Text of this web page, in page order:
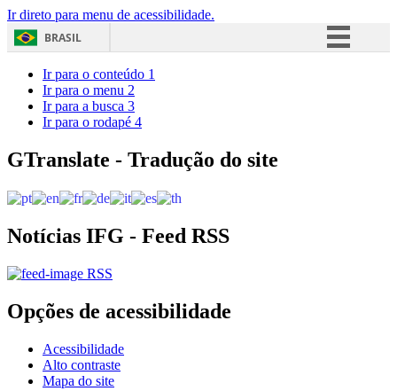
Ir direto para menu de acessibilidade.
BRASIL
Acesso à informação
Ir para o conteúdo 1
Ir para o menu 2
Ir para a busca 3
Ir para o rodapé 4
GTranslate - Tradução do site
Notícias IFG - Feed RSS
RSS
Opções de acessibilidade
Acessibilidade
Alto contraste
Mapa do site